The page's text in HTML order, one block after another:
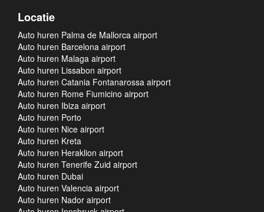
Locatie
Auto huren Palma de Mallorca airport
Auto huren Barcelona airport
Auto huren Malaga airport
Auto huren Lissabon airport
Auto huren Catania Fontanarossa airport
Auto huren Rome Fiumicino airport
Auto huren Ibiza airport
Auto huren Porto
Auto huren Nice airport
Auto huren Kreta
Auto huren Heraklion airport
Auto huren Tenerife Zuid airport
Auto huren Dubai
Auto huren Valencia airport
Auto huren Nador airport